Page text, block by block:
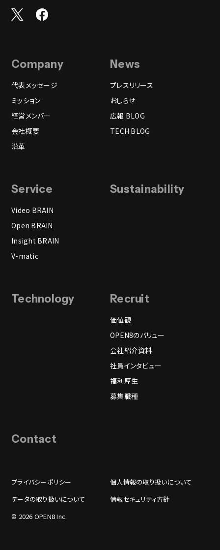
Company
代表メッセージ
ミッション
経営メンバー
会社概要
沿革
News
プレスリリース
おしらせ
広報 BLOG
TECH BLOG
Service
Video BRAIN
Open BRAIN
Insight BRAIN
V-matic
Technology Recruit
価値観
OPEN8のバリュー
会社紹介資料
社員インタビュー
福利厚生
募集職種
Sustainability
Contact
プライバシーポリシー
個人情報の取り扱いについて
データの取り扱いについて
情報セキュリティ方針
© 2026 OPEN8 Inc.